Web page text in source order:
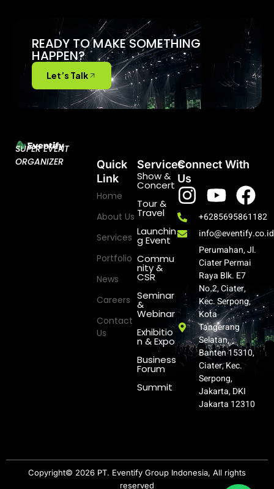
READY TO MAKE SOMETHING
HAPPEN?
Let’s Talk
SUPER EVENT
ORGANIZER
Quick
Link
Home
About Us
Services
Portfolio
News
Careers
Contact
Us
Services
Show &
Concert
Tour &
Travel
Launchin
g Event
Commu
nity &
CSR
Seminar
&
Webinar
Exhibitio
n & Expo
Business
Forum
Summit
Connect With
Us
+6285695861182
info@eventify.co.id
Perumahan, Jl.
Ciater Permai
Raya Blk. E7
No.2, Ciater,
Kec. Serpong,
Kota
Tangerang
Selatan,
Banten 15310,
Ciater, Kec.
Serpong,
Jakarta, DKI
Jakarta 12310
Copyright© 2026 PT. Eventify Group Indonesia, All rights
reserved